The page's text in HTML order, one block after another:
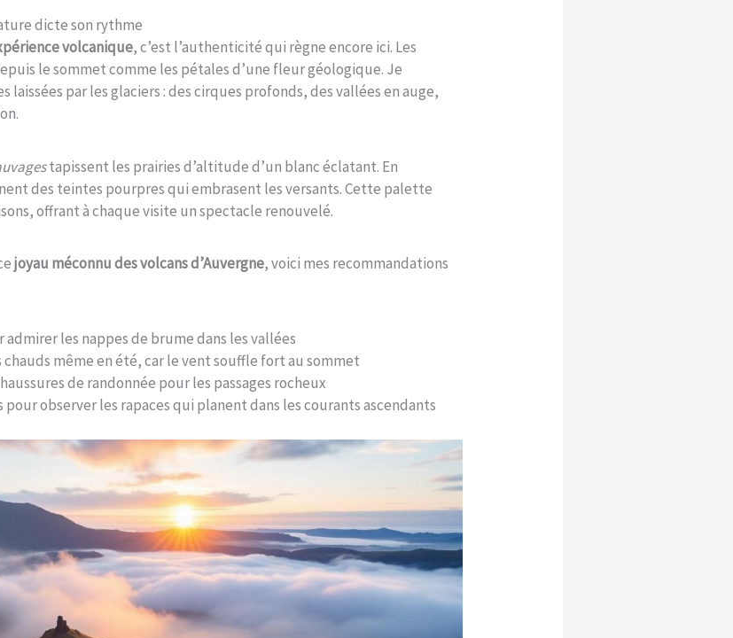
dicte son rythme
volcanique, c’est l’authenticité qui règne encore ici. Les
le sommet comme les pétales d’une fleur géologique. Je
par les glaciers : des cirques profonds, des vallées en auge,
tapissent les prairies d’altitude d’un blanc éclatant. En
des teintes pourpres qui embrasent les versants. Cette palette
offrant à chaque visite un spectacle renouvelé.
joyau méconnu des volcans d’Auvergne, voici mes recommandations
les nappes de brume dans les vallées
même en été, car le vent souffle fort au sommet
de randonnée pour les passages rocheux
observer les rapaces qui planent dans les courants ascendants